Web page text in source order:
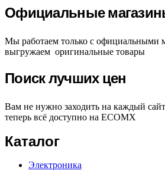
Официальные
Мы работаем только с официальными
выгружаем оригинальные товары
Поиск лучших цен
Вам не нужно заходить на каждый
теперь всё доступно на ECOMX
Каталог
Электроника